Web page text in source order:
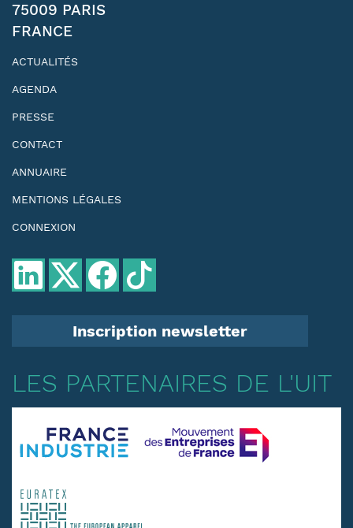
75009 PARIS
FRANCE
ACTUALITÉS
AGENDA
PRESSE
CONTACT
ANNUAIRE
MENTIONS LÉGALES
CONNEXION
Inscription newsletter
LES PARTENAIRES DE L'UIT